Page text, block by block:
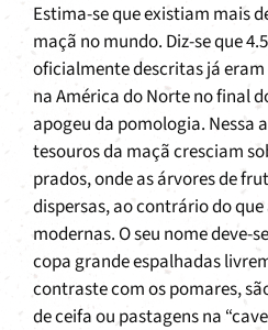
Estima-se que existiam mais
maçã no mundo. Diz-se que
oficialmente descritas já
na América do Norte no final
apogeu da pomologia. Nessa
tesouros da maçã cresciam
prados, onde as árvores de
dispersas, ao contrário do
modernas. O seu nome deve-
copa grande espalhadas
contraste com os pomares,
de ceifa ou pastagens na